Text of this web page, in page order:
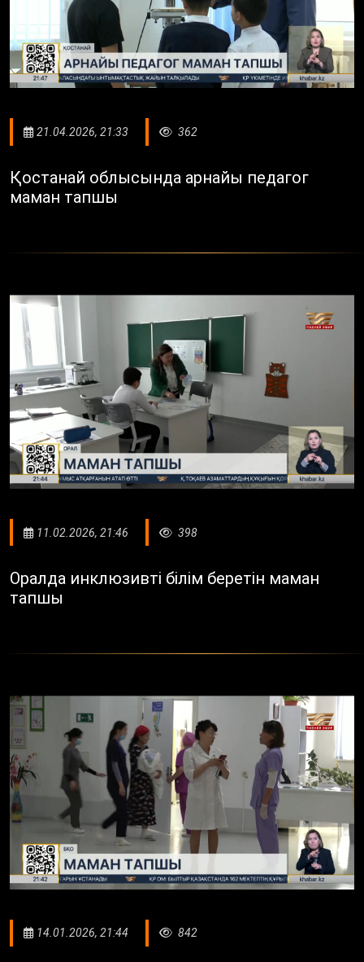
21.04.2026, 21:33 362
Қостанай облысында арнайы педагог
маман тапшы
11.02.2026, 21:46 398
Оралда инклюзивті білім беретін маман
тапшы
14.01.2026, 21:44 842